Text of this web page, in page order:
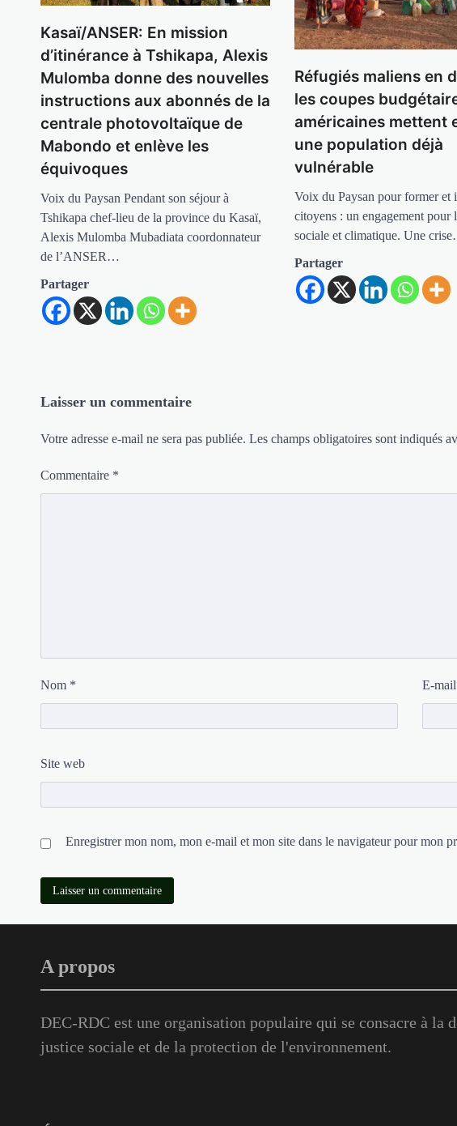
Kasaï/ANSER: En mission
d’itinérance à Tshikapa, Alexis
Mulomba donne des nouvelles
instructions aux abonnés de la
centrale photovoltaïque de
Mabondo et enlève les
équivoques
Voix du Paysan Pendant son séjour à
Tshikapa chef-lieu de la province du Kasaï,
Alexis Mulomba Mubadiata coordonnateur
de l’ANSER…
Partager
Réfugiés maliens en
les coupes
américaines mettent
une population déjà
vulnérable
Voix du Paysan pour former et
citoyens : un engagement pour
sociale et climatique. Une
Partager
Laisser un commentaire
Votre adresse e-mail ne sera pas publiée. Les champs obligatoires sont indiqués
Commentaire *
Nom * E-mail
Site web
Enregistrer mon nom, mon e-mail et mon site dans le navigateur pour mon
A propos
DEC-RDC est une organisation populaire qui se consacre à la
justice sociale et de la protection de l'environnement.